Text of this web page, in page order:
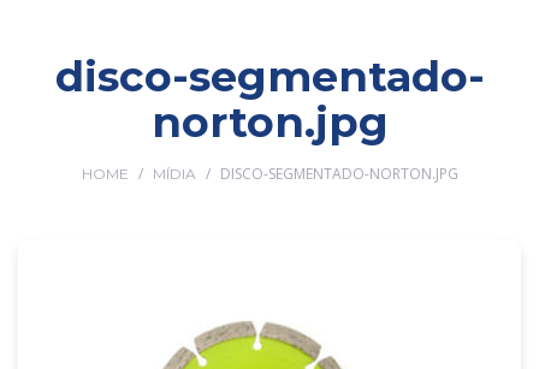
disco-segmentado-
norton.jpg
HOME / MÍDIA / DISCO-SEGMENTADO-NORTON.JPG